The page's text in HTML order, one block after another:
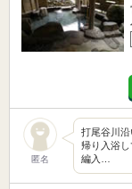
匿名
打尾谷川
帰り入浴
編入…